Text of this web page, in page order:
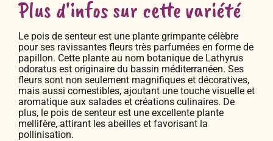
Plus d'infos sur cette variété
Le pois de senteur est une plante grimpante célèbre
pour ses ravissantes fleurs très parfumées en forme de
papillon. Cette plante au nom botanique de Lathyrus
odoratus est originaire du bassin méditerranéen. Ses
fleurs sont non seulement magnifiques et décoratives,
mais aussi comestibles, ajoutant une touche visuelle et
aromatique aux salades et créations culinaires. De
plus, le pois de senteur est une excellente plante
mellifère, attirant les abeilles et favorisant la
pollinisation.